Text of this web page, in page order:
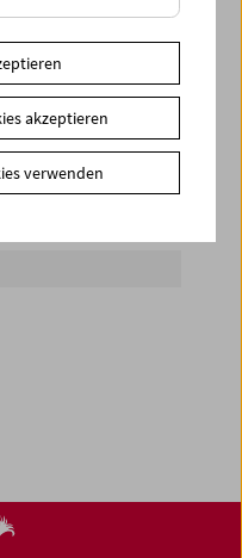
akzeptieren
verwenden